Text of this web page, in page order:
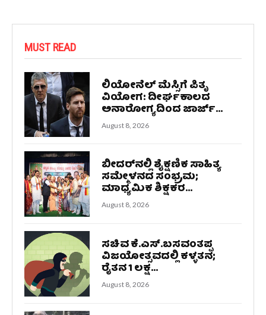
MUST READ
ಲಿಯೋನೆಲ್ ಮೆಸ್ಸಿಗೆ ಪಿತೃ
ವಿಯೋಗ: ದೀರ್ಘಕಾಲದ
ಅನಾರೋಗ್ಯದಿಂದ ಜಾರ್ಜ್...
August 8, 2026
ಬೀದರ್‌ನಲ್ಲಿ ಶೈಕ್ಷಣಿಕ ಸಾಹಿತ್ಯ
ಸಮ್ಮೇಳನದ ಸಂಭ್ರಮ;
ಮಾಧ್ಯಮಿಕ ಶಿಕ್ಷಕರ...
August 8, 2026
ಸಚಿವ ಕೆ.ಎಸ್.ಬಸವಂತಪ್ಪ
ವಿಜಯೋತ್ಸವದಲ್ಲಿ ಕಳ್ಳತನ;
ರೈತನ 1 ಲಕ್ಷ...
August 8, 2026